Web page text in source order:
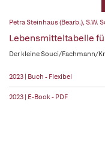
Petra Steinhaus (Bearb.),S.W.
Lebensmitteltabelle
Der kleine Souci/Fachmann/
2023 | Buch - Flexibel
2023 | E-Book - PDF